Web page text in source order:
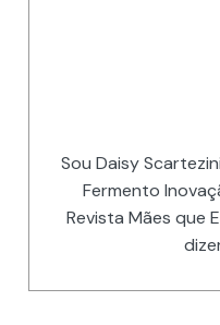
Sou Daisy
Fermento
Revista Mães que